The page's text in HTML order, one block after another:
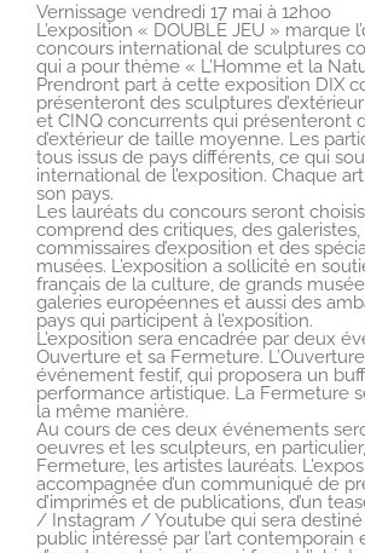
Vernissage vendredi 17 mai à 12hoo
L’exposition « DOUBLE JEU » marque
concours international de sculptures
qui a pour thème « L’Homme et la
Prendront part à cette exposition DIX
présenteront des sculptures
et CINQ concurrents qui présenteront
d’extérieur de taille moyenne. Les
tous issus de pays différents, ce qui
international de l’exposition. Chaque
son pays.
Les lauréats du concours seront
comprend des critiques, des galeristes,
commissaires d’exposition et des
musées. L’exposition a sollicité en
français de la culture, de grands
galeries européennes et aussi des
pays qui participent à l’exposition.
L’exposition sera encadrée par deux
Ouverture et sa Fermeture.
événement festif, qui proposera un
performance artistique. La Fermeture
la même manière.
Au cours de ces deux événements
oeuvres et les sculpteurs, en
Fermeture, les artistes lauréats.
accompagnée d’un communiqué de
d’imprimés et de publications, d’un
/ Instagram / Youtube qui sera destiné
public intéressé par l’art contemporain